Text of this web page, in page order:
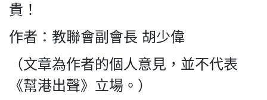
貴！
作者：教聯會副會長 胡少偉
（文章為作者的個人意見，並不代表
《幫港出聲》立場。）